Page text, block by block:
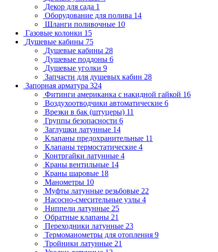
Декор для сада 1
Оборудование для полива 14
Шланги поливочные 10
Газовые колонки 15
Душевые кабины 75
Душевые кабины 28
Душевые поддоны 6
Душевые уголки 9
Запчасти для душевых кабин 28
Запорная арматура 324
Фитинги американка с накидной гайкой 16
Воздухоотводчики автоматические 6
Врезки в бак (штуцеры) 11
Группы безопасности 6
Заглушки латунные 14
Клапаны предохранительные 11
Клапаны термостатические 4
Контргайки латунные 4
Краны вентильные 14
Краны шаровые 18
Манометры 10
Муфты латунные резьбовые 22
Насосно-смесительные узлы 4
Ниппели латунные 25
Обратные клапаны 21
Переходники латунные 23
Термоманометры для отопления 9
Тройники латунные 21